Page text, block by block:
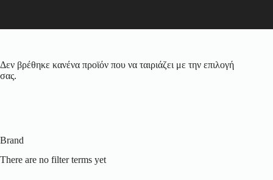
Δεν βρέθηκε κανένα προϊόν που να ταιριάζει με την επιλογή
σας.
Brand
There are no filter terms yet